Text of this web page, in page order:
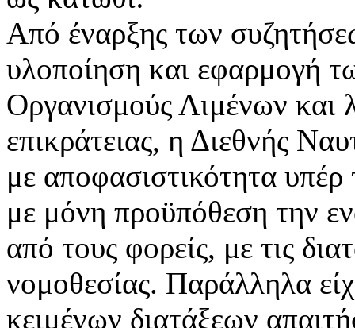
Από έναρξης των
υλοποίηση και εφαρμογή
Οργανισμούς Λιμένων και
επικράτειας, η Διεθνής
με αποφασιστικότητα
με μόνη προϋπόθεση την
από τους φορείς, με τις
νομοθεσίας. Παράλληλα
κειμένων διατάξεων